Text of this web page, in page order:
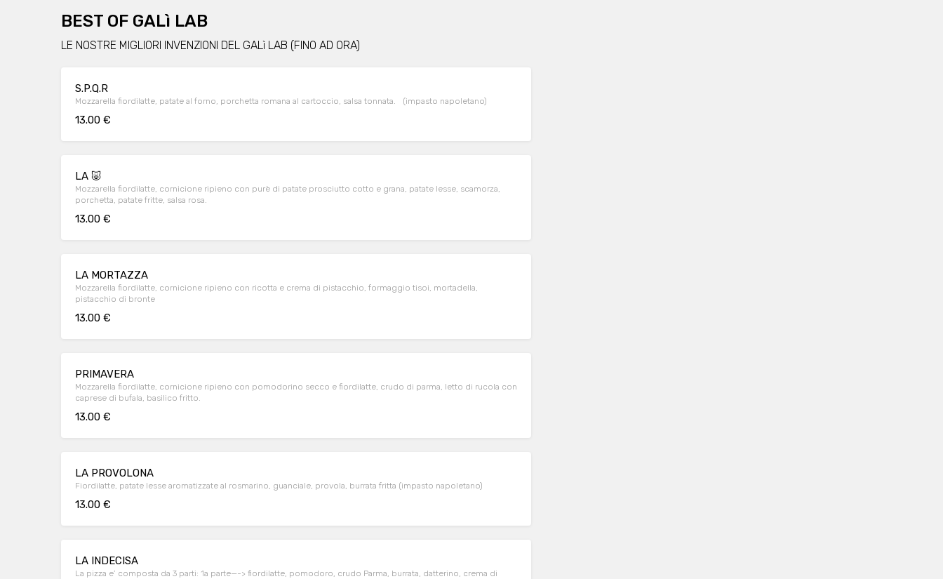
BEST OF GALì LAB
LE NOSTRE MIGLIORI INVENZIONI DEL GALì LAB (FINO AD ORA)
S.P.Q.R
Mozzarella fiordilatte, patate al forno, porchetta romana al cartoccio, salsa tonnata. (impasto napoletano)
13.00 €
LA 🐷
Mozzarella fiordilatte, cornicione ripieno con purè di patate prosciutto cotto e grana, patate lesse, scamorza,
porchetta, patate fritte, salsa rosa.
13.00 €
LA MORTAZZA
Mozzarella fiordilatte, cornicione ripieno con ricotta e crema di pistacchio, formaggio tisoi, mortadella,
pistacchio di bronte
13.00 €
PRIMAVERA
Mozzarella fiordilatte, cornicione ripieno con pomodorino secco e fiordilatte, crudo di parma, letto di rucola con
caprese di bufala, basilico fritto.
13.00 €
LA PROVOLONA
Fiordilatte, patate lesse aromatizzate al rosmarino, guanciale, provola, burrata fritta (impasto napoletano)
13.00 €
LA INDECISA
La pizza e’ composta da 3 parti: 1a parte—-> fiordilatte, pomodoro, crudo Parma, burrata, datterino, crema di